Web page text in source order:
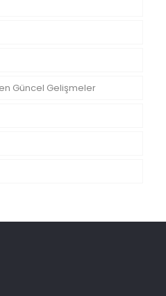
Güncel Gelişmeler